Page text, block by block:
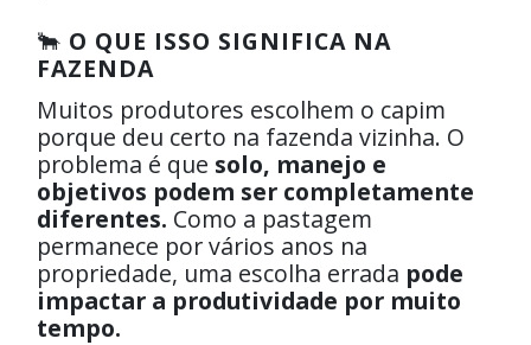
🐂 O QUE ISSO SIGNIFICA NA
FAZENDA
Muitos produtores escolhem o capim
porque deu certo na fazenda vizinha. O
problema é que solo, manejo e
objetivos podem ser completamente
diferentes. Como a pastagem
permanece por vários anos na
propriedade, uma escolha errada pode
impactar a produtividade por muito
tempo.